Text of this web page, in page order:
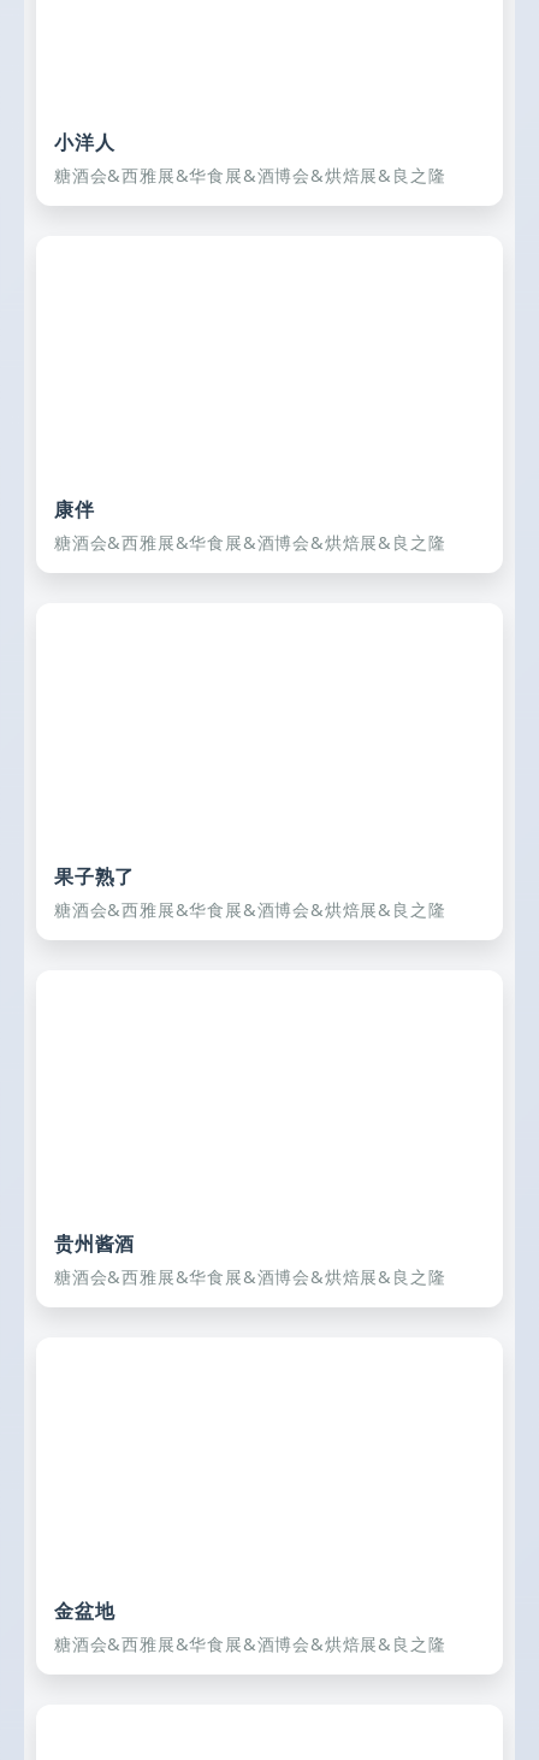
小洋人
糖酒会&西雅展&华食展&酒博会&烘焙展&良之隆
康伴
糖酒会&西雅展&华食展&酒博会&烘焙展&良之隆
果子熟了
糖酒会&西雅展&华食展&酒博会&烘焙展&良之隆
贵州酱酒
糖酒会&西雅展&华食展&酒博会&烘焙展&良之隆
金盆地
糖酒会&西雅展&华食展&酒博会&烘焙展&良之隆